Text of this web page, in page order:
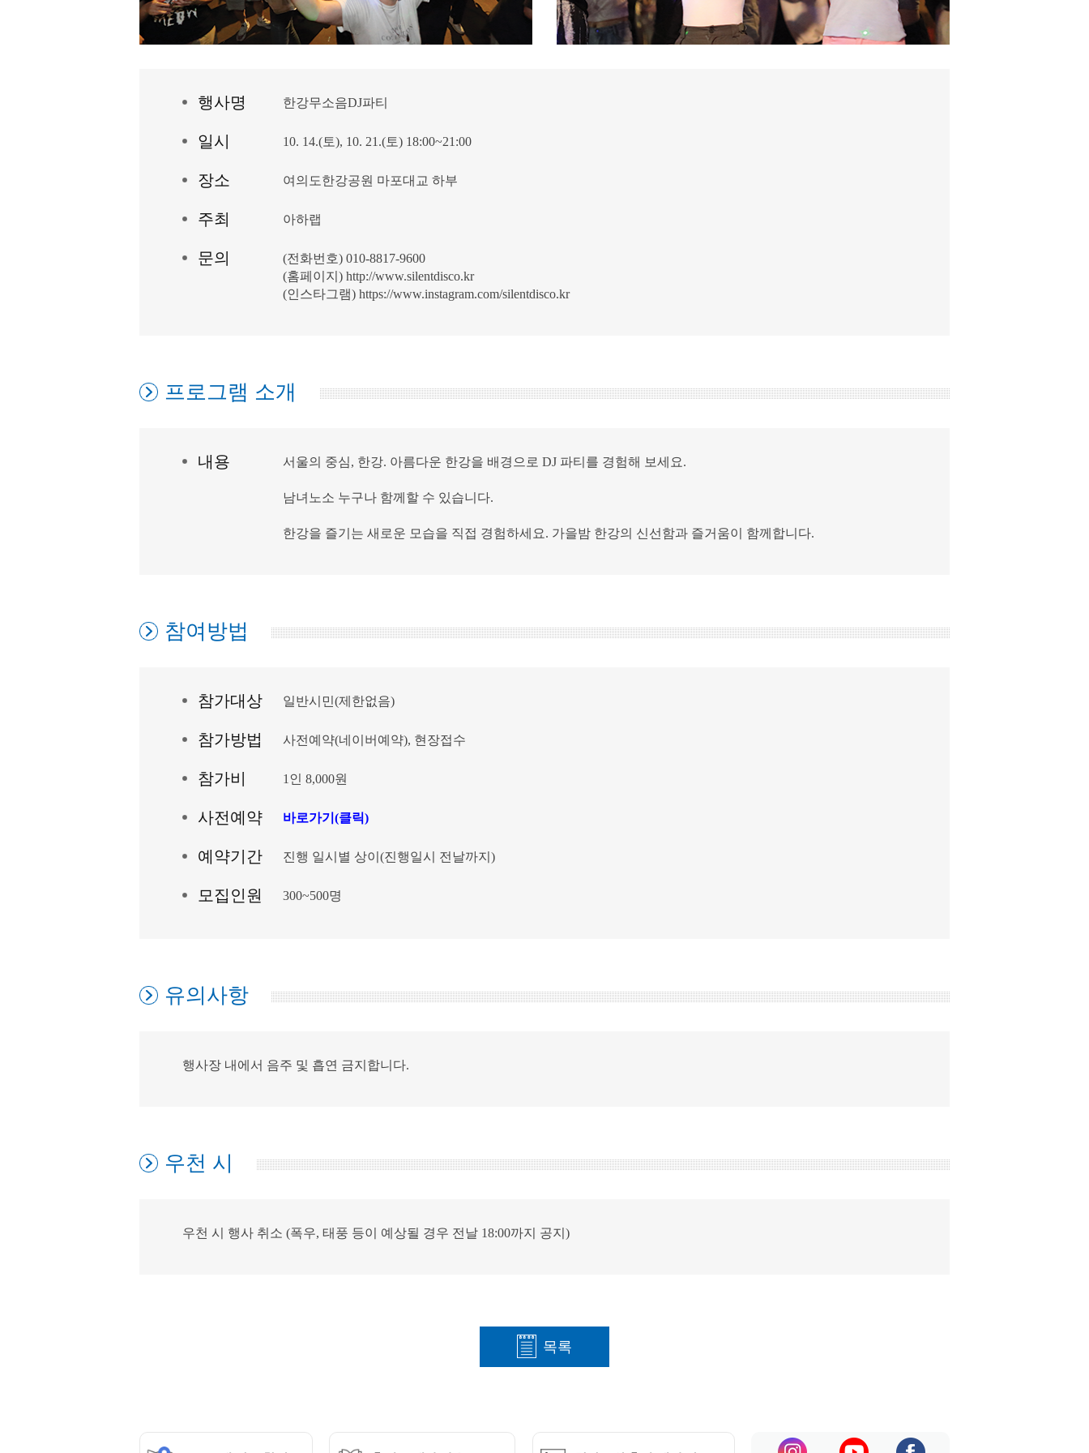
행사명 한강무소음DJ파티
일시 10. 14.(토), 10. 21.(토) 18:00~21:00
장소 여의도한강공원 마포대교 하부
주최 아하랩
문의
(전화번호) 010-8817-9600
(홈페이지) http://www.silentdisco.kr
(인스타그램) https://www.instagram.com/silentdisco.kr
프로그램 소개
내 용 서울의 중심, 한강. 아름다운 한강을 배경으로 DJ 파티를 경험해 보세요.
남녀노소 누구나 함께할 수 있습니다.
한강을 즐기는 새로운 모습을 직접 경험하세요. 가을밤 한강의 신선함과 즐거움이 함께합니다.
참여방법
참가대상 일반시민(제한없음)
참가방법 사전예약(네이버예약), 현장접수
참가비 1인 8,000원
사전예약 바로가기(클릭)
예약기간 진행 일시별 상이(진행일시 전날까지)
모집인원 300~500명
유의사항
행사장 내에서 음주 및 흡연 금지합니다.
우천 시
우천 시 행사 취소 (폭우, 태풍 등이 예상될 경우 전날 18:00까지 공지)
목록